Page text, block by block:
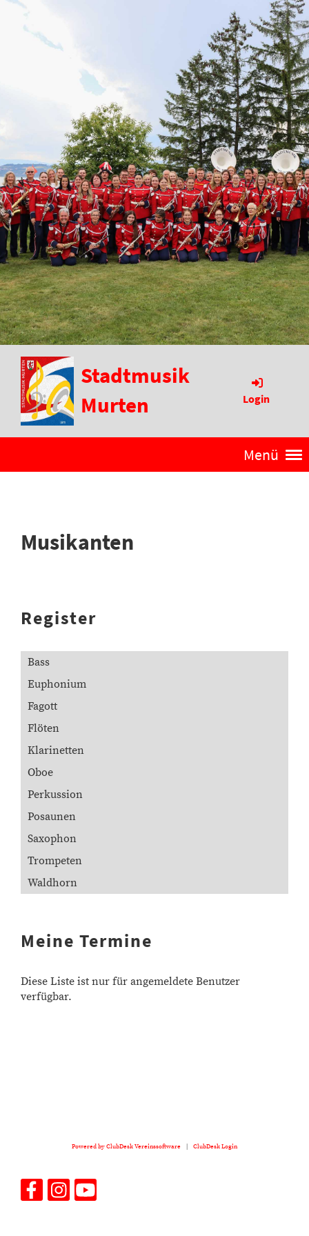
Stadtmusik
Murten
Login
Menü
Musikanten
Register
Bass
Euphonium
Fagott
Flöten
Klarinetten
Oboe
Perkussion
Posaunen
Saxophon
Trompeten
Waldhorn
Meine Termine
Diese Liste ist nur für angemeldete Benutzer
verfügbar.
Powered by ClubDesk Vereinssoftware | ClubDesk Login